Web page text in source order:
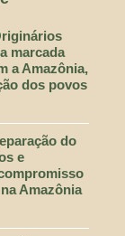
marcada
a Amazônia,
dos povos
do
e
Amazônia